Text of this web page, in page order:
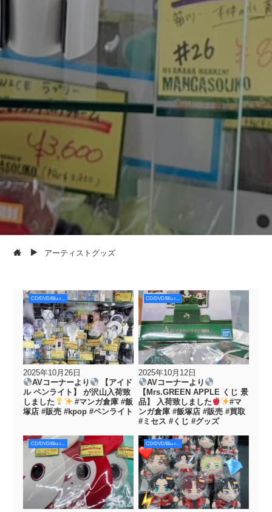
アーティストグッズ
CD/DVD/Blu-r...
2025年10月26日
AVコーナーより
【アイド
ル ペンライト】 が沢山入荷致
しました
#マンガ倉庫 #飯
塚店 #販売 #kpop #ペンライト
CD/DVD/Blu-r...
2025年10月12日
AVコーナーより
【Mrs.GREEN APPLE くじ 景
品】 入荷致しました
#マ
ンガ倉庫 #飯塚店 #販売 #買取
#ミセス #くじ #グッズ
CD/DVD/Blu-r... CD/DVD/Blu-r...